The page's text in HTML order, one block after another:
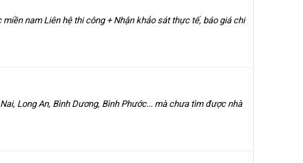
nam Liên hệ thi công + Nhận khảo sát thực tế, báo giá chi
Long An, Bình Dương, Bình Phước... mà chưa tìm được nhà